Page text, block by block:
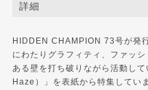
詳細
HIDDEN CHAMPION 73号が発
にわたりグラフィティ、ファッ
ある壁を打ち破りながら活動し
Haze）」を表紙から特集してい